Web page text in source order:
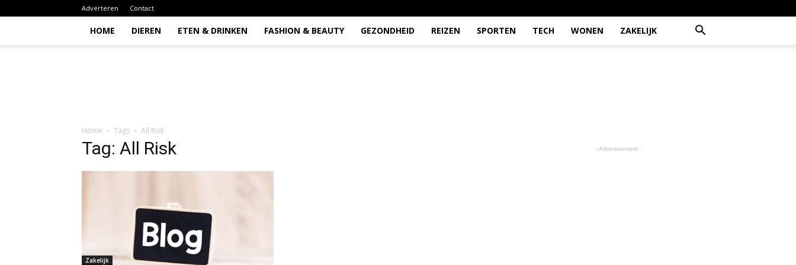
Adverteren Contact
HOME DIEREN ETEN & DRINKEN FASHION & BEAUTY GEZONDHEID REIZEN SPORTEN TECH WONEN ZAKELIJK
Home Tags All Risk
Tag: All Risk
Zakelijk
- Advertisement -